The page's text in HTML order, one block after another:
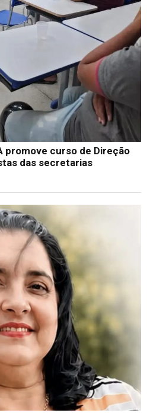
promove curso de Direção
das secretarias